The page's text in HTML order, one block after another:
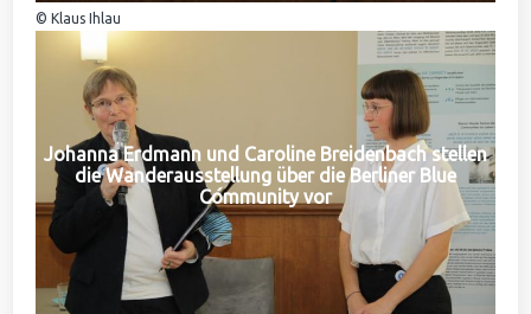
© Klaus Ihlau
Johanna Erdmann und Caroline Breidenbach stellen
die Wanderausstellung über die Berliner Blue
Community vor